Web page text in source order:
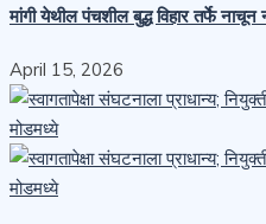
मांगी येथील पंचशील बुद्ध विहार तर्फे
April 15, 2026